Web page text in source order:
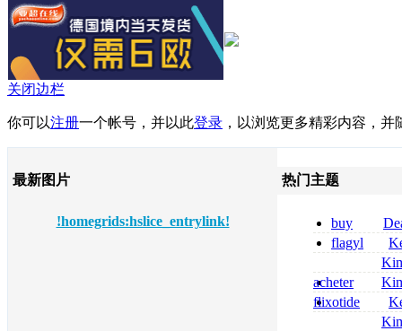
关闭边栏
你可以注册一个帐号，并以此登录 ，以浏览更多精彩内容，
最新图片
!homegrids:hslice_entrylink!
热门主题
buy
pregabalin
pregabalin
flagyl
online
bestellen
nolvadex
nolvadex
acheter
celebrex
flixotide
junior kaufen